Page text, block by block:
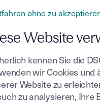
Internationale
ohne zu
Website
kennen Sie die
wir Cookies und
Website zu
zu analysieren, Ihre